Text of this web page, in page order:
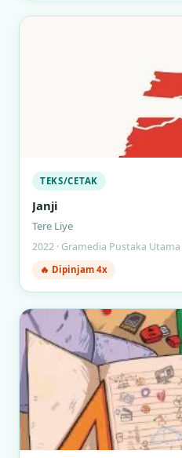
TEKS/CETAK
Janji
Tere Liye
2022 · Gramedia Pustaka Utama
🔥 Dipinjam 4x